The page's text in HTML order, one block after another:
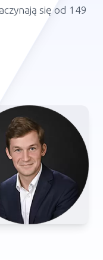
się od 149